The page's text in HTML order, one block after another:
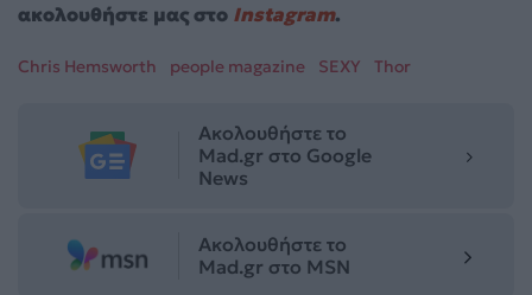
ακολουθήστε μας στο Instagram.
Chris Hemsworth people magazine SEXY Thor
Ακολουθήστε το
Mad.gr στο Google
News
Ακολουθήστε το
Mad.gr στο MSN